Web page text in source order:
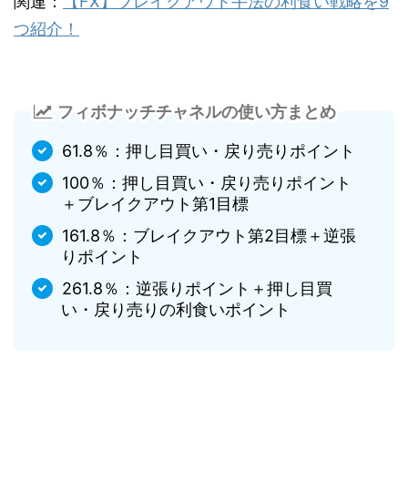
つ紹介！
フィボナッチチャネルの使い方まとめ
61.8％：押し目買い・戻り売りポイント
100％：押し目買い・戻り売りポイント
＋ブレイクアウト第1目標
161.8％：ブレイクアウト第2目標＋逆張
りポイント
261.8％：逆張りポイント＋押し目買
い・戻り売りの利食いポイント